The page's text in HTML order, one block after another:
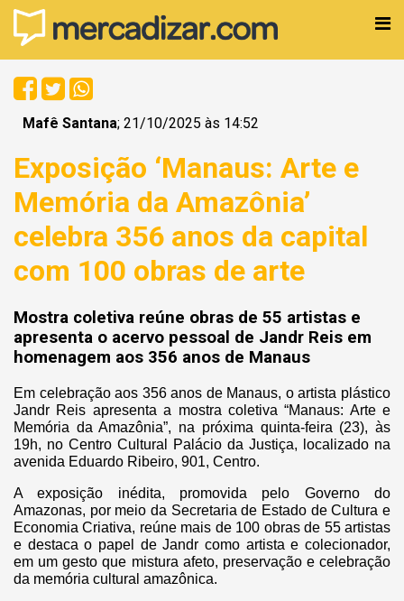
Mafê Santana; 21/10/2025 às 14:52
Exposição ‘Manaus: Arte e
Memória da Amazônia’
celebra 356 anos da capital
com 100 obras de arte
Mostra coletiva reúne obras de 55 artistas e
apresenta o acervo pessoal de Jandr Reis em
homenagem aos 356 anos de Manaus
Em celebração aos 356 anos de Manaus, o artista plástico
Jandr Reis apresenta a mostra coletiva “Manaus: Arte e
Memória da Amazônia”, na próxima quinta-feira (23), às
19h, no Centro Cultural Palácio da Justiça, localizado na
avenida Eduardo Ribeiro, 901, Centro.
A exposição inédita, promovida pelo Governo do
Amazonas, por meio da Secretaria de Estado de Cultura e
Economia Criativa, reúne mais de 100 obras de 55 artistas
e destaca o papel de Jandr como artista e colecionador,
em um gesto que mistura afeto, preservação e celebração
da memória cultural amazônica.